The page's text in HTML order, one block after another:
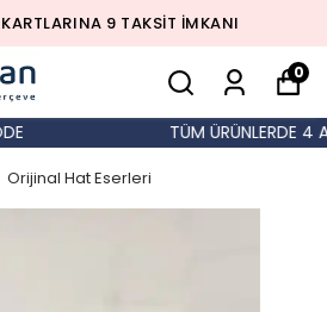
9 TAKSİT İMKANI
0
TÜM ÜRÜNLERDE 4
Orijinal Hat Eserleri